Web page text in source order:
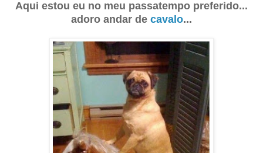
Aqui estou eu no meu passatempo preferido...
adoro andar de cavalo...